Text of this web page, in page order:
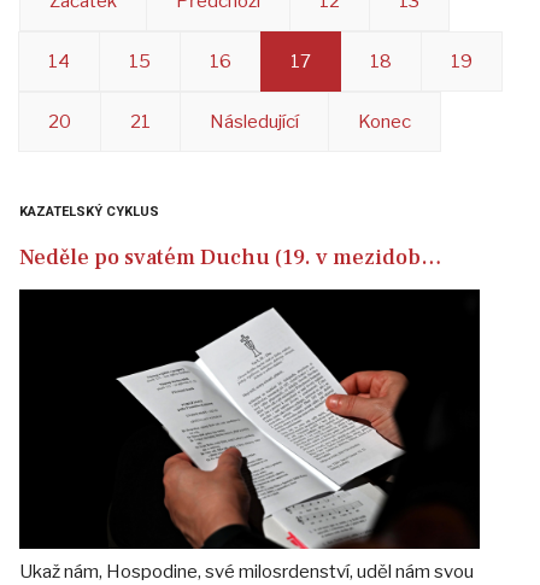
14 15 16 17 18 19
20 21 Následující Konec
KAZATELSKÝ CYKLUS
Neděle po svatém Duchu (19. v mezidob…
Ukaž nám, Hospodine, své milosrdenství, uděl nám svou